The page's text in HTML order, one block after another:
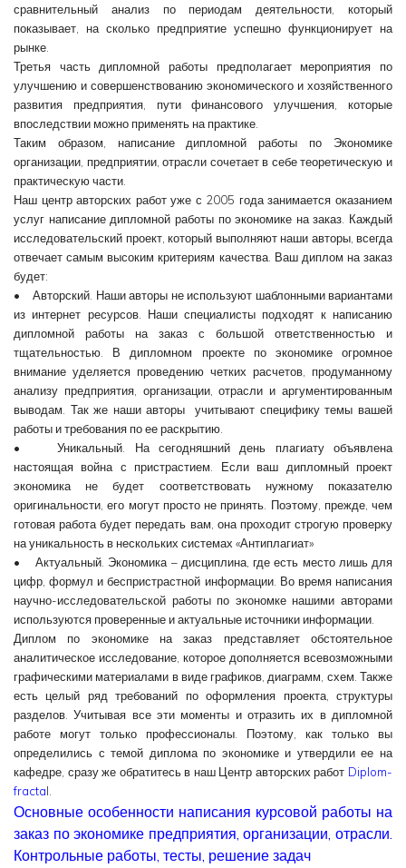
сравнительный анализ по периодам деятельности, который
показывает, на сколько предприятие успешно функционирует на
рынке.
Третья часть дипломной работы предполагает мероприятия по
улучшению и совершенствованию экономического и хозяйственного
развития предприятия, пути финансового улучшения, которые
впоследствии можно применять на практике.
Таким образом, написание дипломной работы по Экономике
организации, предприятии, отрасли сочетает в себе теоретическую и
практическую части.
Наш центр авторских работ уже с 2005 года занимается оказанием
услуг написание дипломной работы по экономике на заказ. Каждый
исследовательский проект, который выполняют наши авторы, всегда
отвечает самым высоким критериям качества. Ваш диплом на заказ
будет:
• Авторский. Наши авторы не используют шаблонными вариантами
из интернет ресурсов. Наши специалисты подходят к написанию
дипломной работы на заказ с большой ответственностью и
тщательностью. В дипломном проекте по экономике огромное
внимание уделяется проведению четких расчетов, продуманному
анализу предприятия, организации, отрасли и аргументированным
выводам. Так же наши авторы учитывают специфику темы вашей
работы и требования по ее раскрытию.
• Уникальный. На сегодняшний день плагиату объявлена
настоящая война с пристрастием. Если ваш дипломный проект
экономика не будет соответствовать нужному показателю
оригинальности, его могут просто не принять. Поэтому, прежде, чем
готовая работа будет передать вам, она проходит строгую проверку
на уникальность в нескольких системах «Антиплагиат»
• Актуальный. Экономика – дисциплина, где есть место лишь для
цифр, формул и беспристрастной информации. Во время написания
научно-исследовательской работы по экономке нашими авторами
используются проверенные и актуальные источники информации.
Диплом по экономике на заказ представляет обстоятельное
аналитическое исследование, которое дополняется всевозможными
графическими материалами в виде графиков, диаграмм, схем. Также
есть целый ряд требований по оформления проекта, структуры
разделов. Учитывая все эти моменты и отразить их в дипломной
работе могут только профессионалы. Поэтому, как только вы
определились с темой диплома по экономике и утвердили ее на
кафедре, сразу же обратитесь в наш Центр авторских работ Diplom-
fractal.
Основные особенности написания курсовой работы на
заказ по экономике предприятия, организации, отрасли.
Контрольные работы, тесты, решение задач